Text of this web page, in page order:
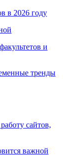
в 2026 году
и
тренды
сайтов,
важной